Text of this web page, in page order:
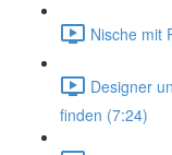
Nische mit
Designer
finden (7:24)